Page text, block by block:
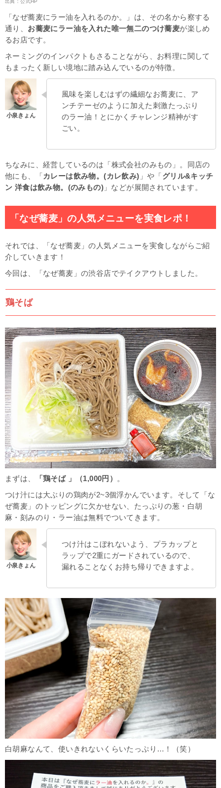
出典：公式HP
「なぜ蕎麦にラー油を入れるのか。」は、その名から察する
通り、 お蕎麦にラー油を入れた唯一無二のつけ蕎麦が楽しめ
るお店です。
ネーミングのインパクトもさることながら、お料理に関して
もまったく新しい境地に踏み込んでいるのが特徴。
風味を楽しむはずの繊細なお蕎麦に、ア
ンチテーゼのように加えた刺激たっぷり
のラー油！とにかくチャレンジ精神がす
ごい。
ちなみに、経営しているのは「株式会社のみもの」。同店の
他にも、「 カレーは飲み物。(カレ飲み) 」や「 グリル&キッチ
ン 洋食は飲み物。(のみもの) 」などが展開されています。
「なぜ蕎麦」の人気メニューを実食レポ！
それでは、「なぜ蕎麦」の人気メニューを実食しながらご紹
介していきます！
今回は、「なぜ蕎麦」の渋谷店でテイクアウトしました。
鶏そば
まずは、 「鶏そば 」（1,000円） 。
つけ汁には大ぶりの鶏肉が2~3個浮かんでいます。そして「な
ぜ蕎麦」のトッピングに欠かせない、たっぷりの葱・白胡
麻・刻みのり・ラー油は無料でついてきます。
つけ汁はこぼれないよう、プラカップと
ラップで2重にガードされているので、
漏れることなくお持ち帰りできますよ。
白胡麻なんて、使いきれないくらいたっぷり…！（笑）